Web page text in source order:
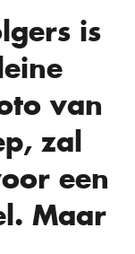
is
van
zal
een
Maar